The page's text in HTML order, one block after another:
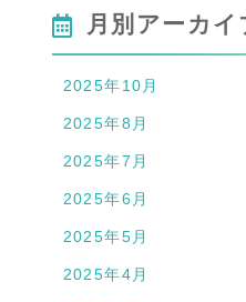
月別アーカイ
2025年10月
2025年8月
2025年7月
2025年6月
2025年5月
2025年4月